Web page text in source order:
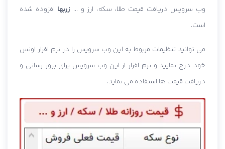
وب سرویس دریافت قیمت طلا، سکه، ارز و ... زربها افزوده شده
است.
می توانید تنظیمات مربوط به این وب سرویس را در نرم افزار اونس
خود درج نمایید و نرم افزار از این وب سرویس برای بروز رسانی و
دریافت قیمت ها استفاده می نماید.